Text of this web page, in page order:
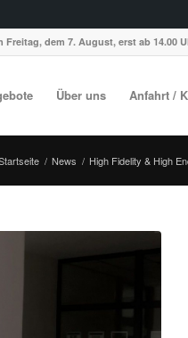
dem 7. August, erst ab 14.00
Über uns Anfahrt /
/ News / High Fidelity & High